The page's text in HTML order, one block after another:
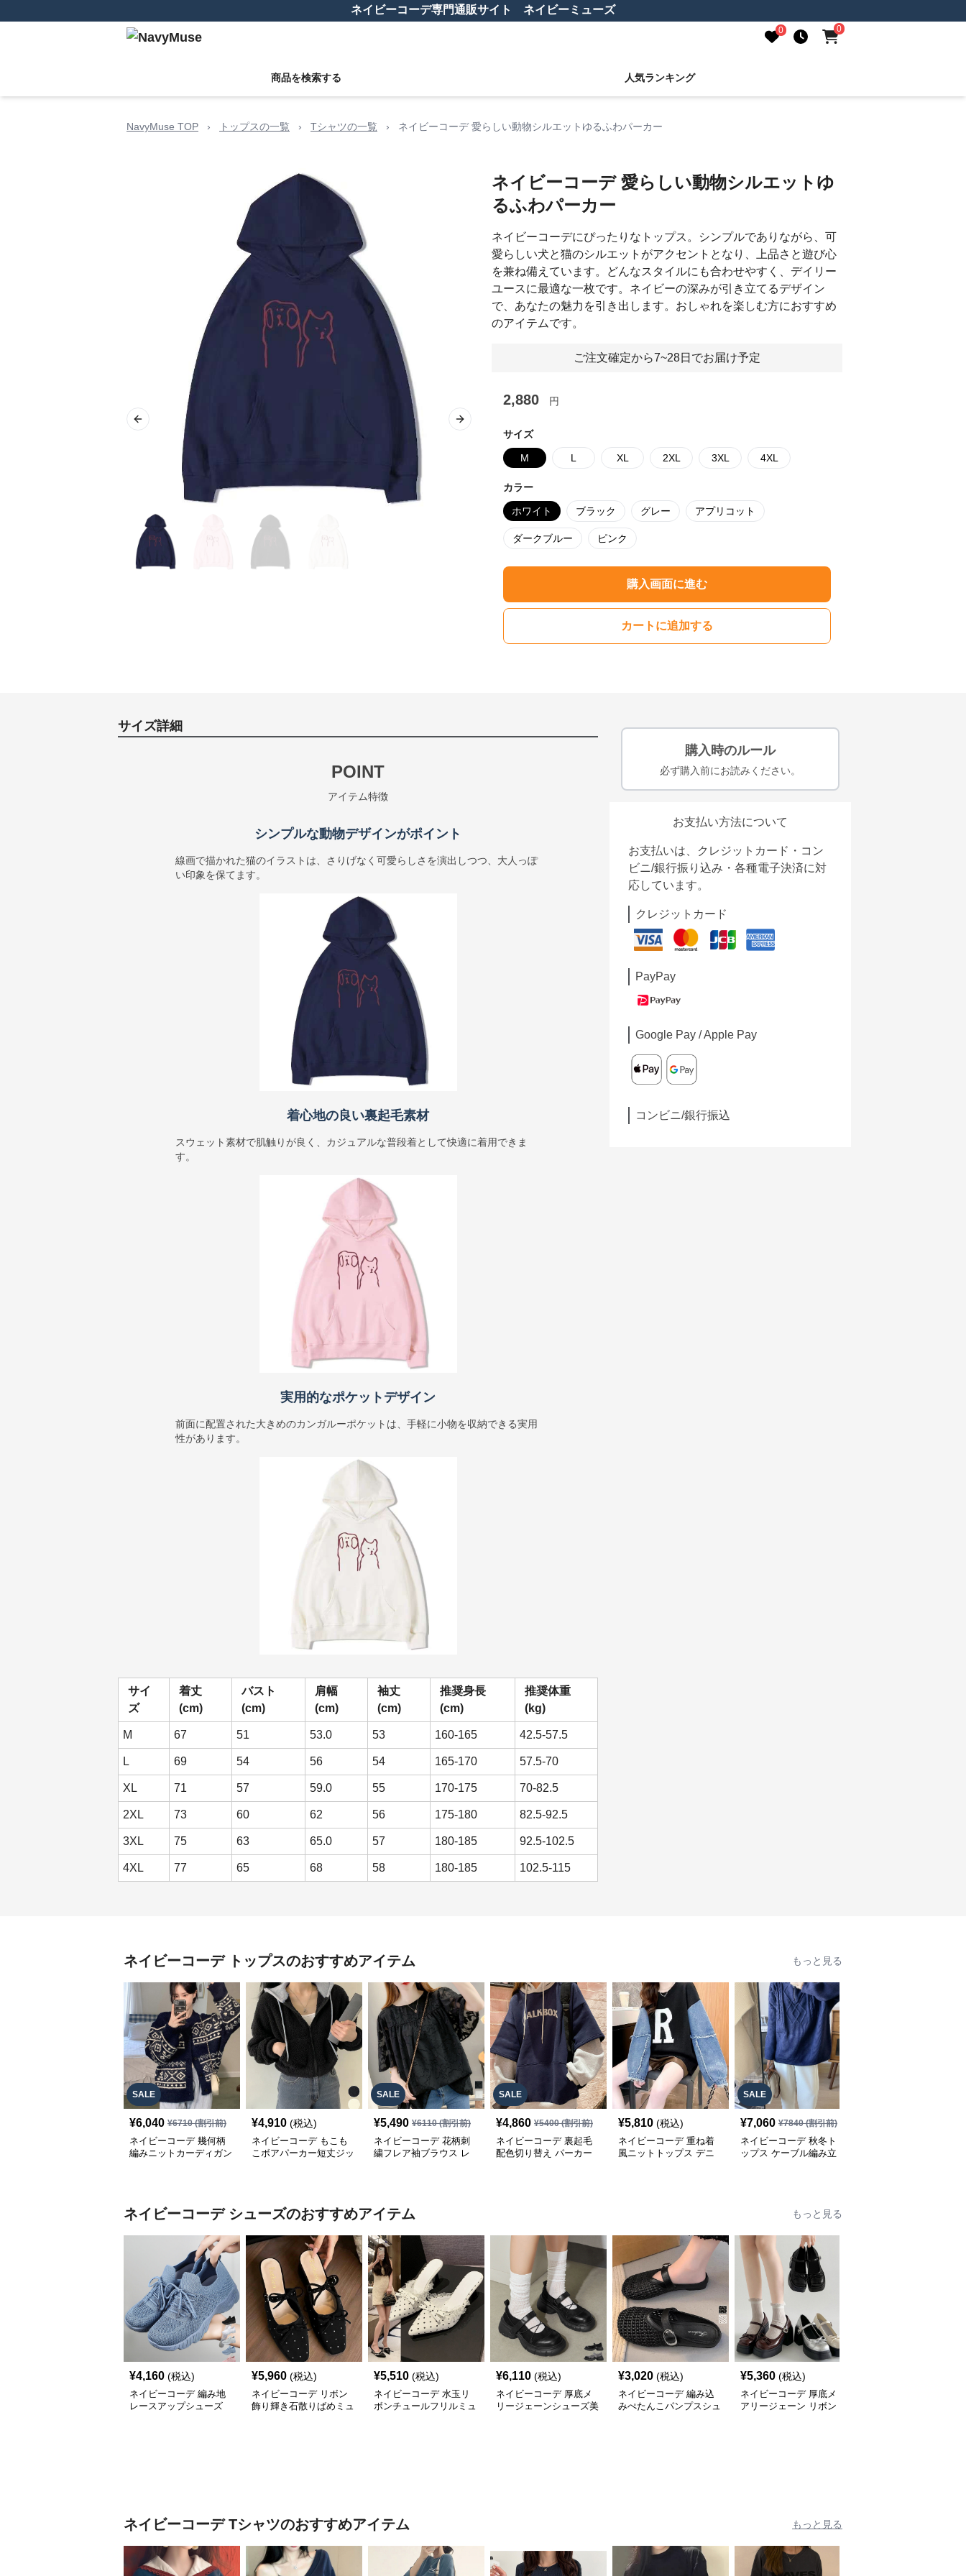
ネイビーコーデ専門通販サイト ネイビーミューズ
0 0
商品を検索する 人気ランキング
NavyMuse TOP › トップスの一覧 › Tシャツの一覧 › ネイビーコーデ 愛らしい動物シルエットゆるふわパーカー
Previous slide Next slide
ネイビーコーデ 愛らしい動物シルエットゆ
るふわパーカー
ネイビーコーデにぴったりなトップス。シンプルでありながら、可
愛らしい犬と猫のシルエットがアクセントとなり、上品さと遊び心
を兼ね備えています。どんなスタイルにも合わせやすく、デイリー
ユースに最適な一枚です。ネイビーの深みが引き立てるデザイン
で、あなたの魅力を引き出します。おしゃれを楽しむ方におすすめ
のアイテムです。
ご注文確定から7~28日でお届け予定
2,880 円
サイズ
M L XL 2XL 3XL 4XL
カラー
ホワイト ブラック グレー アプリコット
ダークブルー ピンク
購入画面に進む
カートに追加する
サイズ詳細
POINT
アイテム特徴
シンプルな動物デザインがポイント
線画で描かれた猫のイラストは、さりげなく可愛らしさを演出しつつ、大人っぽ
い印象を保てます。
着心地の良い裏起毛素材
スウェット素材で肌触りが良く、カジュアルな普段着として快適に着用できま
す。
実用的なポケットデザイン
前面に配置された大きめのカンガルーポケットは、手軽に小物を収納できる実用
性があります。
サイ
ズ
着丈
(cm)
バスト
(cm)
肩幅
(cm)
袖丈
(cm)
推奨身長
(cm)
推奨体重
(kg)
M 67 51 53.0 53 160-165 42.5-57.5
L 69 54 56 54 165-170 57.5-70
XL 71 57 59.0 55 170-175 70-82.5
2XL 73 60 62 56 175-180 82.5-92.5
3XL 75 63 65.0 57 180-185 92.5-102.5
4XL 77 65 68 58 180-185 102.5-115
購入時のルール
必ず購入前にお読みください。
お支払い方法について
お支払いは、クレジットカード・コン
ビニ/銀行振り込み・各種電子決済に対
応しています。
クレジットカード
PayPay
Google Pay / Apple Pay
コンビニ/銀行振込
ネイビーコーデ トップスのおすすめアイテム もっと見る
SALE
¥6,040 ¥6710(割引前)
ネイビーコーデ 幾何柄
編みニットカーディガン
¥4,910 (税込)
ネイビーコーデ もこも
こボアパーカー短丈ジッ
SALE
¥5,490 ¥6110(割引前)
ネイビーコーデ 花柄刺
繍フレア袖ブラウス レ
SALE
¥4,860 ¥5400(割引前)
ネイビーコーデ 裏起毛
配色切り替え パーカー
¥5,810 (税込)
ネイビーコーデ 重ね着
風ニットトップス デニ
SALE
¥7,060 ¥7840(割引前)
ネイビーコーデ 秋冬ト
ップス ケーブル編み立
ネイビーコーデ シューズのおすすめアイテム もっと見る
¥4,160 (税込)
ネイビーコーデ 編み地
レースアップシューズ
¥5,960 (税込)
ネイビーコーデ リボン
飾り輝き石散りばめミュ
¥5,510 (税込)
ネイビーコーデ 水玉リ
ボンチュールフリルミュ
¥6,110 (税込)
ネイビーコーデ 厚底メ
リージェーンシューズ美
¥3,020 (税込)
ネイビーコーデ 編み込
みぺたんこパンプスシュ
¥5,360 (税込)
ネイビーコーデ 厚底メ
アリージェーン リボン
ネイビーコーデ Tシャツのおすすめアイテム もっと見る